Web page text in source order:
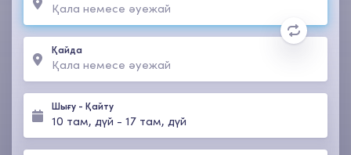
Қайда
Шығу - Қайту
10 там, дүй - 17 там, дүй